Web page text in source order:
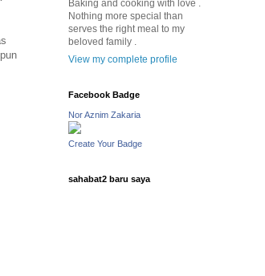
Baking and cooking with love .
Nothing more special than
serves the right meal to my
beloved family .
View my complete profile
Facebook Badge
Nor Aznim Zakaria
Create Your Badge
sahabat2 baru saya